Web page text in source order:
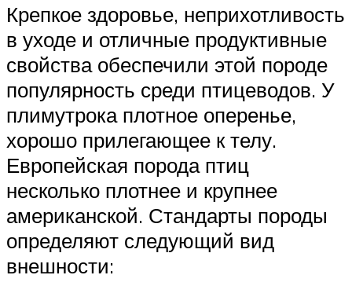
Крепкое здоровье, неприхотливость
в уходе и отличные продуктивные
свойства обеспечили этой породе
популярность среди птицеводов. У
плимутрока плотное оперенье,
хорошо прилегающее к телу.
Европейская порода птиц
несколько плотнее и крупнее
американской. Стандарты породы
определяют следующий вид
внешности: